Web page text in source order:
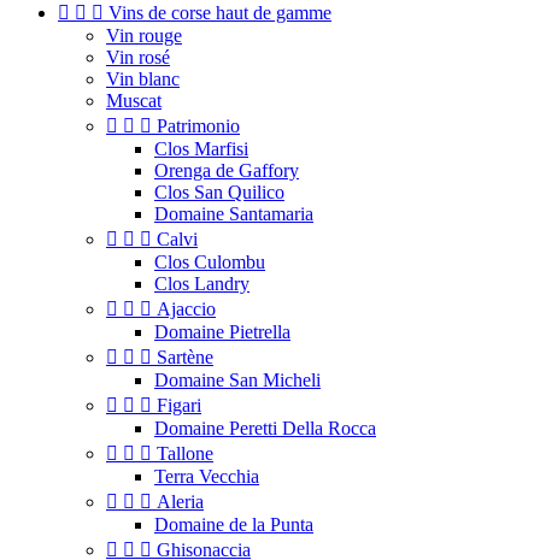
   Vins de corse haut de gamme
Vin rouge
Vin rosé
Vin blanc
Muscat
   Patrimonio
Clos Marfisi
Orenga de Gaffory
Clos San Quilico
Domaine Santamaria
   Calvi
Clos Culombu
Clos Landry
   Ajaccio
Domaine Pietrella
   Sartène
Domaine San Micheli
   Figari
Domaine Peretti Della Rocca
   Tallone
Terra Vecchia
   Aleria
Domaine de la Punta
   Ghisonaccia